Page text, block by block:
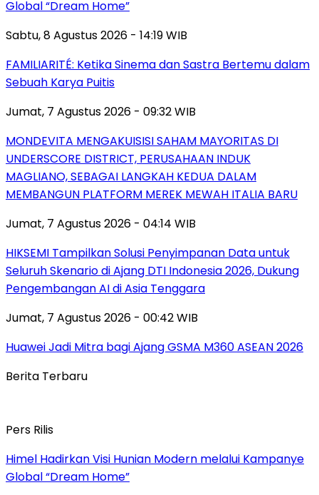
Global “Dream Home”
Sabtu, 8 Agustus 2026 - 14:19 WIB
FAMILIARITÉ: Ketika Sinema dan Sastra Bertemu dalam
Sebuah Karya Puitis
Jumat, 7 Agustus 2026 - 09:32 WIB
MONDEVITA MENGAKUISISI SAHAM MAYORITAS DI
UNDERSCORE DISTRICT, PERUSAHAAN INDUK
MAGLIANO, SEBAGAI LANGKAH KEDUA DALAM
MEMBANGUN PLATFORM MEREK MEWAH ITALIA BARU
Jumat, 7 Agustus 2026 - 04:14 WIB
HIKSEMI Tampilkan Solusi Penyimpanan Data untuk
Seluruh Skenario di Ajang DTI Indonesia 2026, Dukung
Pengembangan AI di Asia Tenggara
Jumat, 7 Agustus 2026 - 00:42 WIB
Huawei Jadi Mitra bagi Ajang GSMA M360 ASEAN 2026
Berita Terbaru
Pers Rilis
Himel Hadirkan Visi Hunian Modern melalui Kampanye
Global “Dream Home”